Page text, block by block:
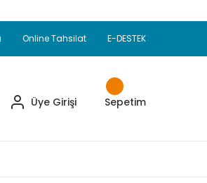
Ekstra %5 İskonto...
Adet Alımlarda Sepette
Alışverişlerinizde Sepette
Online Tahsilat E-DESTEK
Üye Girişi Sepetim